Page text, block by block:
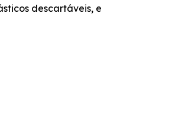
descartáveis, e